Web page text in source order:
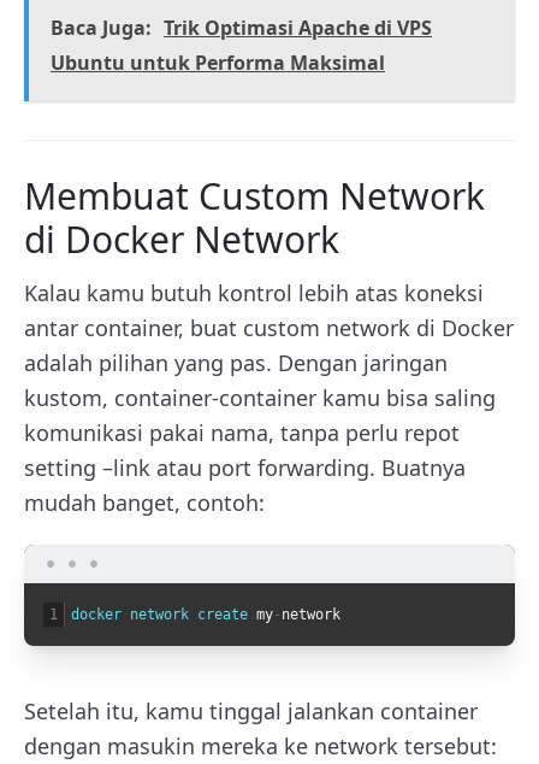
Baca Juga: Trik Optimasi Apache di VPS
Ubuntu untuk Performa Maksimal
Membuat Custom Network
di Docker Network
Kalau kamu butuh kontrol lebih atas koneksi
antar container, buat custom network di Docker
adalah pilihan yang pas. Dengan jaringan
kustom, container-container kamu bisa saling
komunikasi pakai nama, tanpa perlu repot
setting –link atau port forwarding. Buatnya
mudah banget, contoh:
1 docker network create my-network
Setelah itu, kamu tinggal jalankan container
dengan masukin mereka ke network tersebut: